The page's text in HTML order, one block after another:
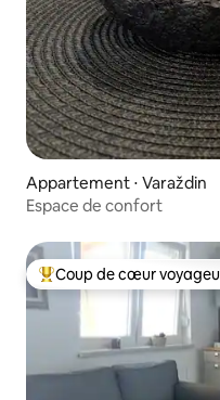
Appartement ⋅ Varaždin
Espace de confort
Coups de cœur
Coup de cœur